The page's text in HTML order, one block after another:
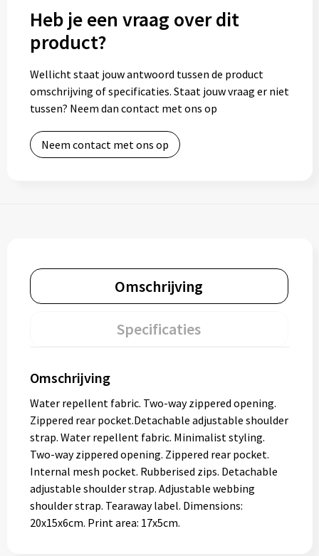
Heb je een vraag over dit
product?
Wellicht staat jouw antwoord tussen de product
omschrijving of specificaties. Staat jouw vraag er niet
tussen? Neem dan contact met ons op
Neem contact met ons op
Omschrijving
Specificaties
Omschrijving
Water repellent fabric. Two-way zippered opening.
Zippered rear pocket.Detachable adjustable shoulder
strap. Water repellent fabric. Minimalist styling.
Two-way zippered opening. Zippered rear pocket.
Internal mesh pocket. Rubberised zips. Detachable
adjustable shoulder strap. Adjustable webbing
shoulder strap. Tearaway label. Dimensions:
20x15x6cm. Print area: 17x5cm.